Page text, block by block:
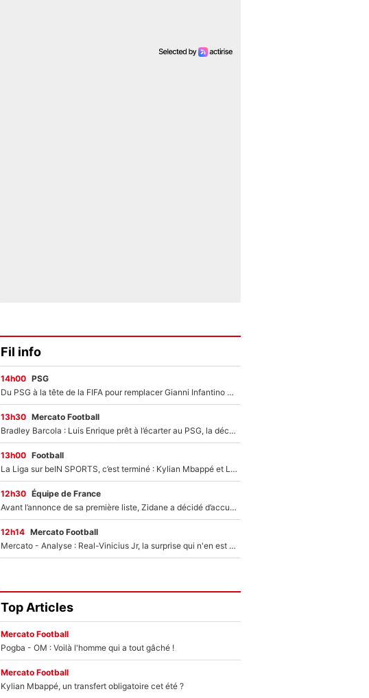
Fil info
14h00 PSG
Du PSG à la tête de la FIFA pour remplacer Gianni Infantino ? «Il serait un mauvais président», le patron de la Liga s'attaque à Nasser Al-Khelaïfi !
13h30 Mercato Football
Bradley Barcola : Luis Enrique prêt à l’écarter au PSG, la décision qui va accélérer son transfert à Liverpool ?
13h00 Football
La Liga sur beIN SPORTS, c’est terminé : Kylian Mbappé et Lamine Yamal changent de chaîne, «le moment était venu d'ouvrir un nouveau chapitre»
12h30 Équipe de France
Avant l’annonce de sa première liste, Zidane a décidé d’accueillir une nouvelle tête en équipe de France
12h14 Mercato Football
Mercato - Analyse : Real-Vinicius Jr, la surprise qui n'en est pas une...
Top Articles
Mercato Football
Pogba - OM : Voilà l'homme qui a tout gâché !
Mercato Football
Kylian Mbappé, un transfert obligatoire cet été ?